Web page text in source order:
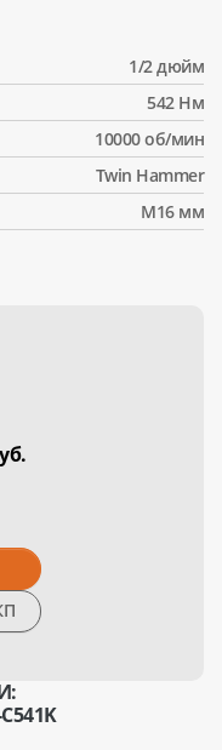
1/2 дюйм
542 Нм
10000 об/мин
Twin Hammer
M16 мм
КП